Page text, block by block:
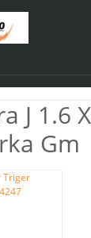
J 1.6
Gm